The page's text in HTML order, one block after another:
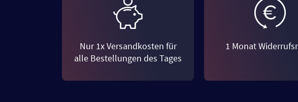
Nur 1x Versandkosten für
alle Bestellungen des Tages
1 Monat